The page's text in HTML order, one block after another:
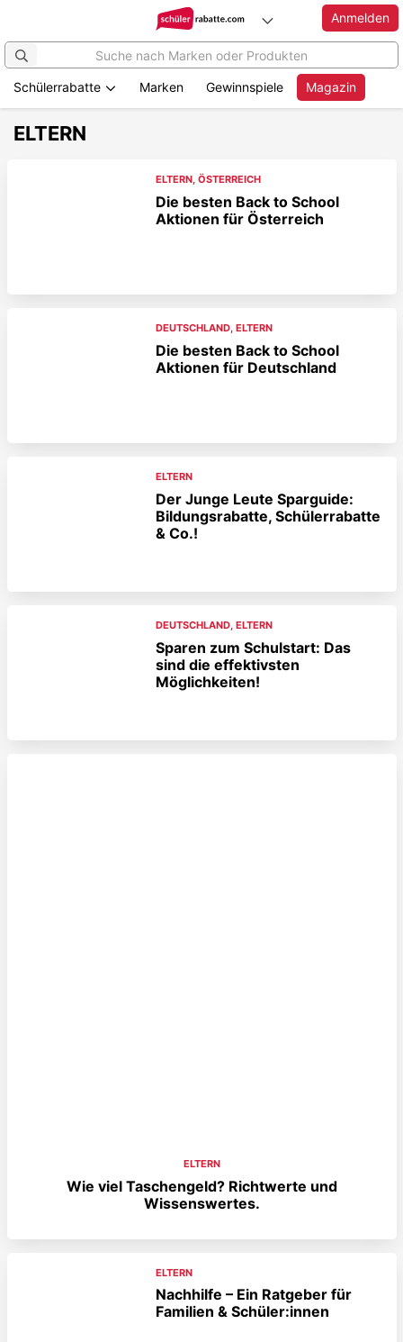
Anmelden
Schülerrabatte Marken Gewinnspiele Magazin
ELTERN
ELTERN, ÖSTERREICH
Die besten Back to School
Aktionen für Österreich
DEUTSCHLAND, ELTERN
Die besten Back to School
Aktionen für Deutschland
ELTERN
Der Junge Leute Sparguide:
Bildungsrabatte, Schülerrabatte
& Co.!
DEUTSCHLAND, ELTERN
Sparen zum Schulstart: Das
sind die effektivsten
Möglichkeiten!
ELTERN
Wie viel Taschengeld? Richtwerte und
Wissenswertes.
ELTERN
Nachhilfe – Ein Ratgeber für
Familien & Schüler:innen